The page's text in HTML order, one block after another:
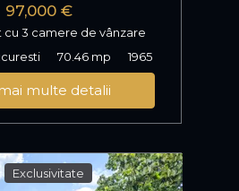
97,000 €
3 camere de vânzare
70.46 mp 1965
multe detalii
Exclusivitate